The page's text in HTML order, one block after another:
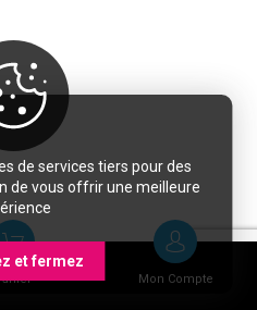
Mon Compte
de services tiers pour des
de vous offrir une meilleure
et fermez